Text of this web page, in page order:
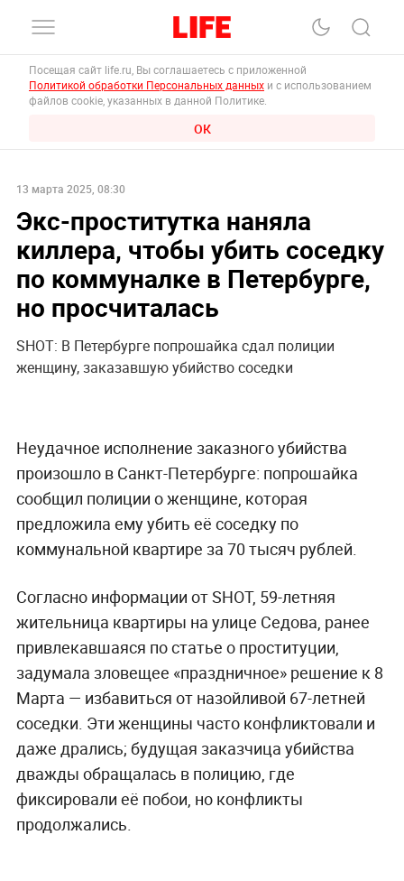
Посещая сайт life.ru, Вы соглашаетесь с приложенной
Политикой обработки Персональных данных и с использованием
файлов cookie, указанных в данной Политике.
ОК
13 марта 2025, 08:30
Экс-проститутка наняла
киллера, чтобы убить соседку
по коммуналке в Петербурге,
но просчиталась
SHOT: В Петербурге попрошайка сдал полиции
женщину, заказавшую убийство соседки
Неудачное исполнение заказного убийства
произошло в Санкт-Петербурге: попрошайка
сообщил полиции о женщине, которая
предложила ему убить её соседку по
коммунальной квартире за 70 тысяч рублей.
Согласно информации от SHOT, 59-летняя
жительница квартиры на улице Седова, ранее
привлекавшаяся по статье о проституции,
задумала зловещее «праздничное» решение к 8
Марта — избавиться от назойливой 67-летней
соседки. Эти женщины часто конфликтовали и
даже дрались; будущая заказчица убийства
дважды обращалась в полицию, где
фиксировали её побои, но конфликты
продолжались.